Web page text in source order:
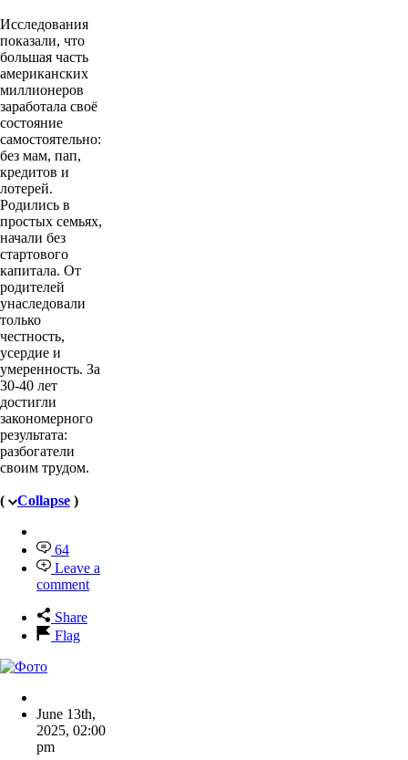
Исследования
показали, что
большая часть
американских
миллионеров
заработала своё
состояние
самостоятельно:
без мам, пап,
кредитов и
лотерей.
Родились в
простых семьях,
начали без
стартового
капитала. От
родителей
унаследовали
только
честность,
усердие и
умеренность. За
30-40 лет
достигли
закономерного
результата:
разбогатели
своим трудом.
( Collapse )
64
Leave a
comment
Share
Flag
June 13th,
2025, 02:00
pm